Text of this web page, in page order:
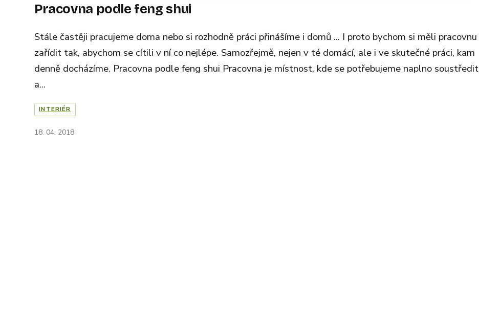
Pracovna podle feng shui
Stále častěji pracujeme doma nebo si rozhodně práci přinášíme i domů ... I proto bychom si měli pracovnu
zařídit tak, abychom se cítili v ní co nejlépe. Samozřejmě, nejen v té domácí, ale i ve skutečné práci, kam
denně docházíme. Pracovna podle feng shui Pracovna je místnost, kde se potřebujeme naplno soustředit
a...
INTERIÉR
18. 04. 2018